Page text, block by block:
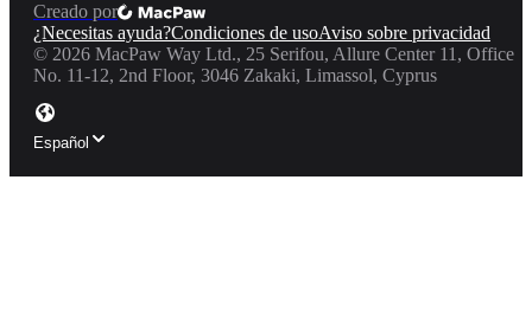
Creado por
¿Necesitas ayuda?Condiciones de usoAviso sobre privacidad
© 2026 MacPaw Way Ltd., 25 Serifou, Allure Center 11, Office
No. 11-12, 2nd Floor, 3046 Zakaki, Limassol, Cyprus
Español